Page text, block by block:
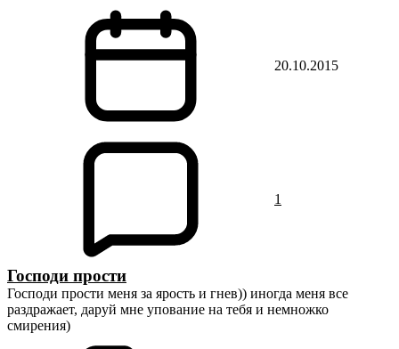
20.10.2015
1
Господи прости
Господи прости меня за ярость и гнев)) иногда меня все
раздражает, даруй мне упование на тебя и немножко
смирения)